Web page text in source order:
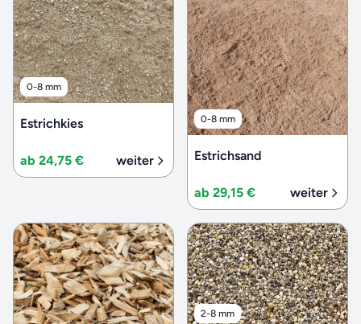
0-8 mm
Estrichkies
ab 24,75 € weiter
0-8 mm
Estrichsand
ab 29,15 € weiter
2-8 mm